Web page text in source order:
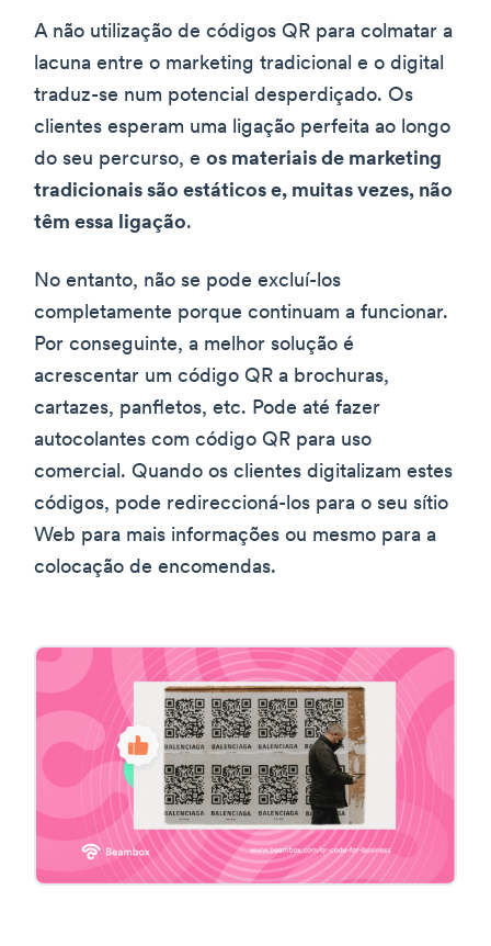
A não utilização de códigos QR para colmatar a
lacuna entre o marketing tradicional e o digital
traduz-se num potencial desperdiçado. Os
clientes esperam uma ligação perfeita ao longo
do seu percurso, e os materiais de marketing
tradicionais são estáticos e, muitas vezes, não
têm essa ligação.
No entanto, não se pode excluí-los
completamente porque continuam a funcionar.
Por conseguinte, a melhor solução é
acrescentar um código QR a brochuras,
cartazes, panfletos, etc. Pode até fazer
autocolantes com código QR para uso
comercial. Quando os clientes digitalizam estes
códigos, pode redireccioná-los para o seu sítio
Web para mais informações ou mesmo para a
colocação de encomendas.